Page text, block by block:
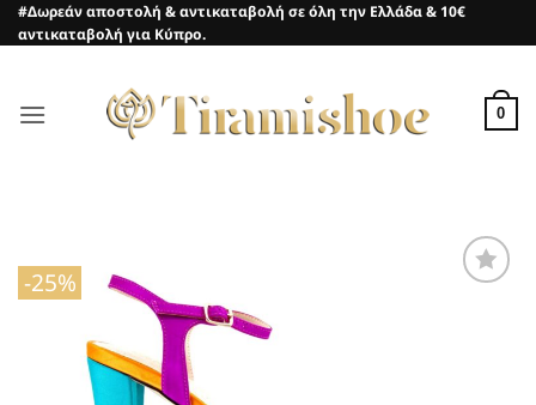
Μετάβαση
στο
#Δωρεάν αποστολή & αντικαταβολή σε όλη την Ελλάδα & 10€
αντικαταβολή για Κύπρο.
0
-25%